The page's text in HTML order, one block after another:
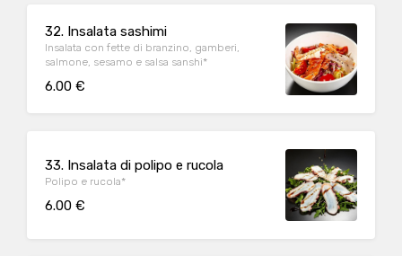
32. Insalata sashimi
Insalata con fette di branzino, gamberi,
salmone, sesamo e salsa sanshi*
6.00 €
33. Insalata di polipo e rucola
Polipo e rucola*
6.00 €